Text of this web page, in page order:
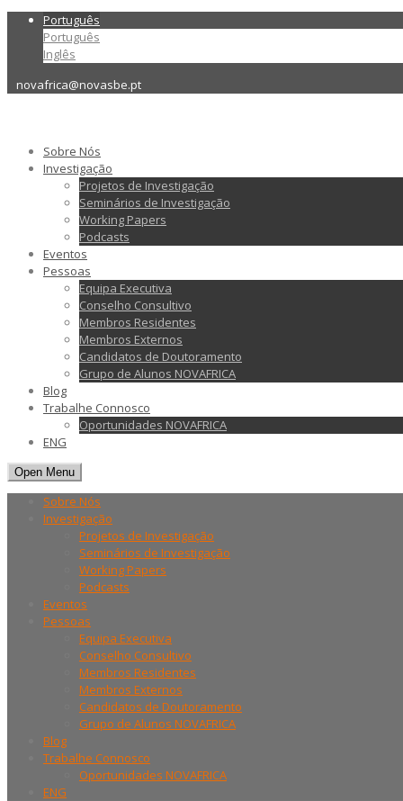
Português
Português
Inglês
novafrica@novasbe.pt
Sobre Nós
Investigação
Projetos de Investigação
Seminários de Investigação
Working Papers
Podcasts
Eventos
Pessoas
Equipa Executiva
Conselho Consultivo
Membros Residentes
Membros Externos
Candidatos de Doutoramento
Grupo de Alunos NOVAFRICA
Blog
Trabalhe Connosco
Oportunidades NOVAFRICA
ENG
Open Menu
Sobre Nós
Investigação
Projetos de Investigação
Seminários de Investigação
Working Papers
Podcasts
Eventos
Pessoas
Equipa Executiva
Conselho Consultivo
Membros Residentes
Membros Externos
Candidatos de Doutoramento
Grupo de Alunos NOVAFRICA
Blog
Trabalhe Connosco
Oportunidades NOVAFRICA
ENG